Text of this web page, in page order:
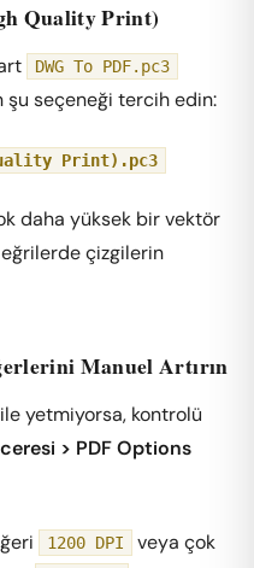
Quality Print)
DWG To PDF.pc3
şu seçeneği tercih edin:
Print).pc3
daha yüksek bir vektör
çizgilerin
Manuel Artırın
yetmiyorsa, kontrolü
> PDF Options
1200 DPI
veya çok